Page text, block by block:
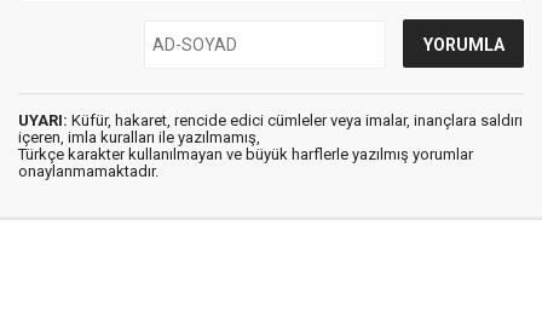
UYARI: Küfür, hakaret, rencide edici cümleler veya imalar, inançlara saldırı
içeren, imla kuralları ile yazılmamış,
Türkçe karakter kullanılmayan ve büyük harflerle yazılmış yorumlar
onaylanmamaktadır.